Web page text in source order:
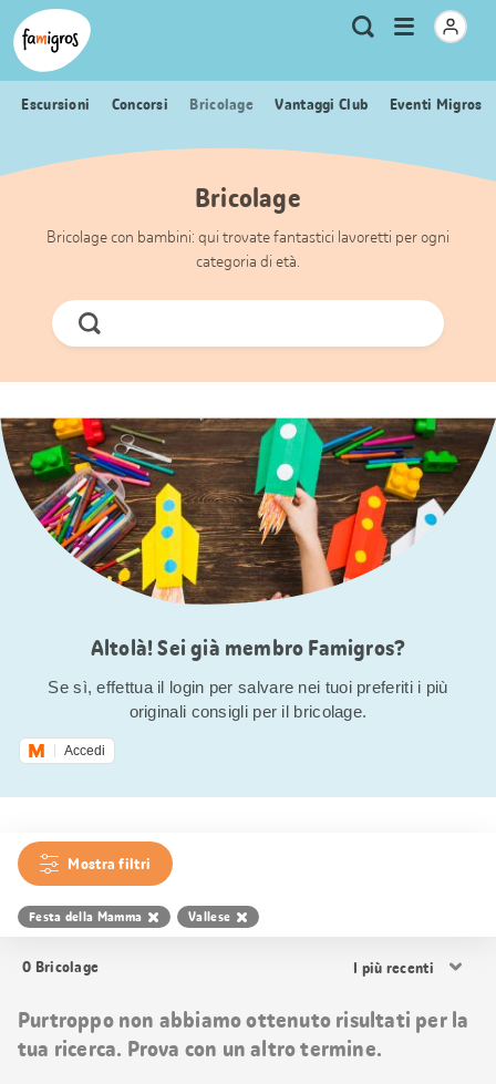
Navigazione
segnalibri
Header
Logo Metanavigazione
Ricerca
Apri
menu
Escursioni Concorsi Bricolage Vantaggi Club Eventi Migros
Bricolage
Bricolage con bambini: qui trovate fantastici lavoretti per ogni
categoria di età.
Cerca
ora
Altolà! Sei già membro Famigros?
Se sì, effettua il login per salvare nei tuoi preferiti i più
originali consigli per il bricolage.
Accedi
Mostra filtri
Festa della Mamma Vallese
0 Bricolage
i
Purtroppo non abbiamo ottenuto risultati per la
tua ricerca. Prova con un altro termine.